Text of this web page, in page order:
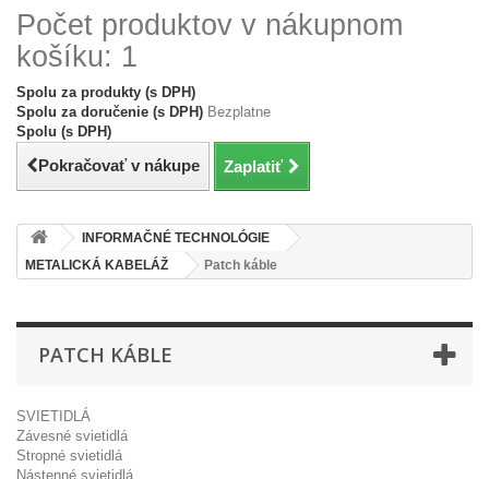
Počet produktov v nákupnom
košíku: 1
Spolu za produkty (s DPH)
Spolu za doručenie (s DPH) Bezplatne
Spolu (s DPH)
Pokračovať v nákupe Zaplatiť
INFORMAČNÉ TECHNOLÓGIE
METALICKÁ KABELÁŽ
Patch káble
PATCH KÁBLE
SVIETIDLÁ
Závesné svietidlá
Stropné svietidlá
Nástenné svietidlá